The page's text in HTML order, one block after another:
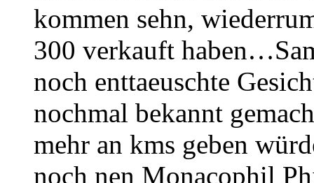
kommen sehn,
300 verkauft
noch enttaeuschte
nochmal bekannt
mehr an kms geben
noch nen Monacophil